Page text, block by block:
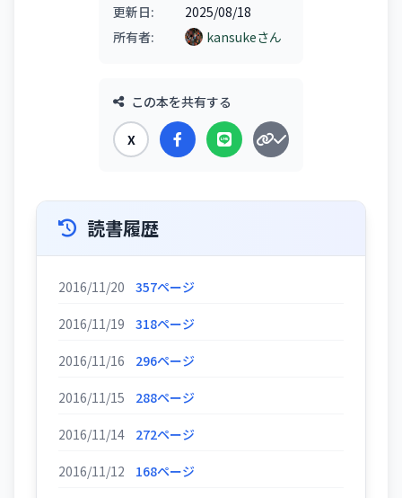
更新日:
2025/08/18
所有者:
kansukeさん
この本を共有する
X
読書履歴
2016/11/20 357ページ
2016/11/19 318ページ
2016/11/16 296ページ
2016/11/15 288ページ
2016/11/14 272ページ
2016/11/12 168ページ